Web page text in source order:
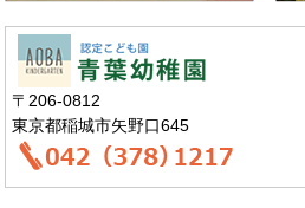
〒206-0812
東京都稲城市矢野口645